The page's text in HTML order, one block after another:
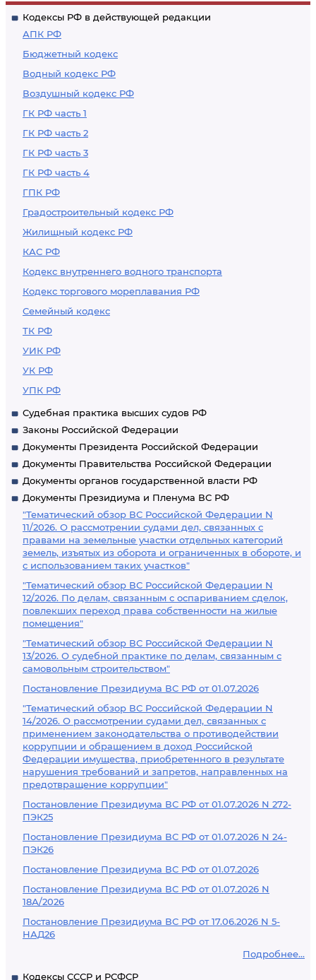
Кодексы РФ в действующей редакции
АПК РФ
Бюджетный кодекс
Водный кодекс РФ
Воздушный кодекс РФ
ГК РФ часть 1
ГК РФ часть 2
ГК РФ часть 3
ГК РФ часть 4
ГПК РФ
Градостроительный кодекс РФ
Жилищный кодекс РФ
КАС РФ
Кодекс внутреннего водного транспорта
Кодекс торгового мореплавания РФ
Семейный кодекс
ТК РФ
УИК РФ
УК РФ
УПК РФ
Судебная практика высших судов РФ
Законы Российской Федерации
Документы Президента Российской Федерации
Документы Правительства Российской Федерации
Документы органов государственной власти РФ
Документы Президиума и Пленума ВС РФ
"Тематический обзор ВС Российской Федерации N
11/2026. О рассмотрении судами дел, связанных с
правами на земельные участки отдельных категорий
земель, изъятых из оборота и ограниченных в обороте, и
с использованием таких участков"
"Тематический обзор ВС Российской Федерации N
12/2026. По делам, связанным с оспариванием сделок,
повлекших переход права собственности на жилые
помещения"
"Тематический обзор ВС Российской Федерации N
13/2026. О судебной практике по делам, связанным с
самовольным строительством"
Постановление Президиума ВС РФ от 01.07.2026
"Тематический обзор ВС Российской Федерации N
14/2026. О рассмотрении судами дел, связанных с
применением законодательства о противодействии
коррупции и обращением в доход Российской
Федерации имущества, приобретенного в результате
нарушения требований и запретов, направленных на
предотвращение коррупции"
Постановление Президиума ВС РФ от 01.07.2026 N 272-
ПЭК25
Постановление Президиума ВС РФ от 01.07.2026 N 24-
ПЭК26
Постановление Президиума ВС РФ от 01.07.2026
Постановление Президиума ВС РФ от 01.07.2026 N
18А/2026
Постановление Президиума ВС РФ от 17.06.2026 N 5-
НАД26
Подробнее...
Кодексы СССР и РСФСР